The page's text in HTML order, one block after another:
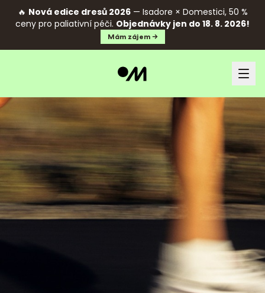
🔥 Nová edice dresů 2026— Isadore × Domestici, 50 %
ceny pro paliativní péči. Objednávky jen do 18. 8. 2026!
Mám zájem →